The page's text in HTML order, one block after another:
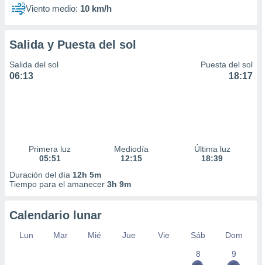
1199Viento medio: 10 km/h
Salida y Puesta del sol
Salida del sol
06:13
Puesta del sol
18:17
Primera luz
05:51
Mediodía
12:15
Última luz
18:39
Duración del día 12h 5m
Tiempo para el amanecer 3h 9m
Calendario lunar
Lun Mar Mié Jue Vie Sáb
Dom
8
9